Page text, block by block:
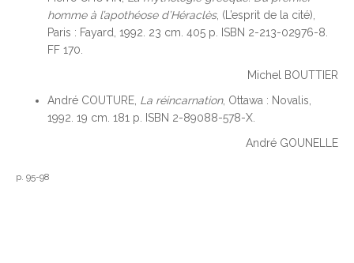
homme à l’apothéose d’Héraclès, (L’esprit de la cité),
Paris : Fayard, 1992. 23 cm. 405 p. ISBN 2-213-02976-8.
FF 170.
Michel BOUTTIER
André COUTURE, La réincarnation, Ottawa : Novalis,
1992. 19 cm. 181 p. ISBN 2-89088-578-X.
André GOUNELLE
p. 95-98